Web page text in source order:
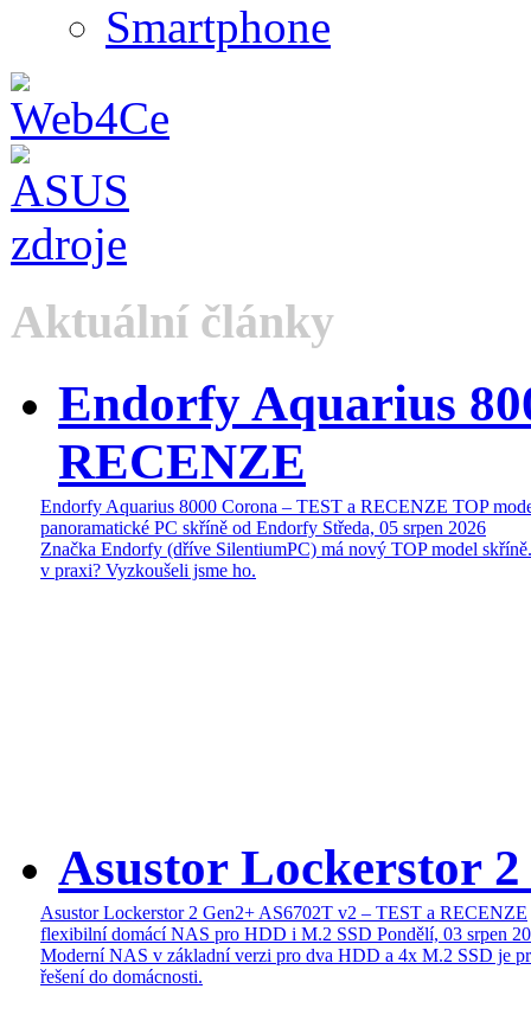
Smartphone
Aktuální články
Endorfy Aquarius
RECENZE
Endorfy Aquarius 8000 Corona – TEST a RECENZE TOP
panoramatické PC skříně od Endorfy Středa, 05 srpen 2026
Značka Endorfy (dříve SilentiumPC) má nový TOP model
v praxi? Vyzkoušeli jsme ho.
Asustor Lockerstor
Asustor Lockerstor 2 Gen2+ AS6702T v2 – TEST a RECENZE
flexibilní domácí NAS pro HDD i M.2 SSD Pondělí, 03 srpen
Moderní NAS v základní verzi pro dva HDD a 4x M.2 SSD je
řešení do domácnosti.